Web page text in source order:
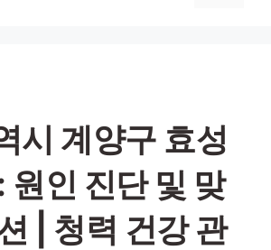
시 계양구 효성
원인 진단 및 맞
| 청력 건강 관